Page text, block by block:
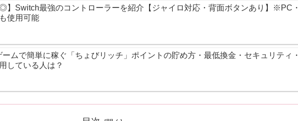
◎】Switch最強のコントローラーを紹介【ジャイロ対応・背面ボタンあり】※PC・
使用可能
ームで簡単に稼ぐ「ちょびリッチ」ポイントの貯め方・最低換金・セキュリティ・
している人は？